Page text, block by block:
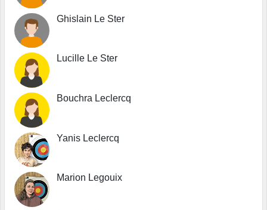
Ghislain Le Ster
Lucille Le Ster
Bouchra Leclercq
Yanis Leclercq
Marion Legouix